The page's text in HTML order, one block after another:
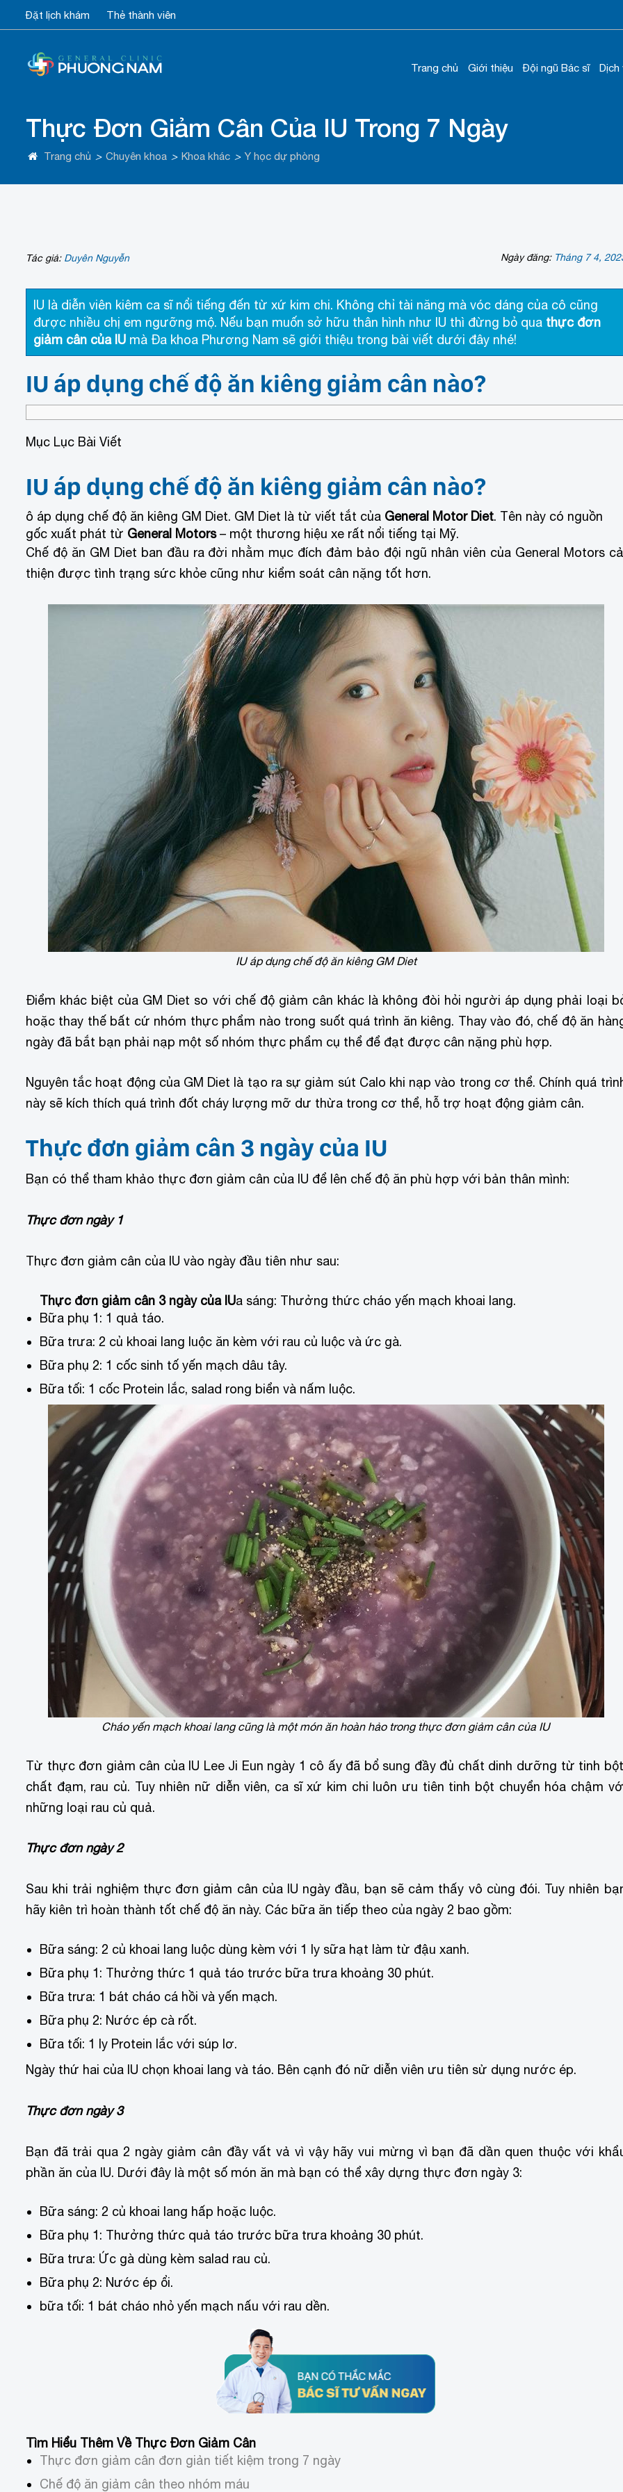
Đặt lịch khám Thẻ thành viên
Trang chủ Giới thiệu Đội ngũ Bác sĩ Dịch
Thực Đơn Giảm Cân Của IU Trong 7 Ngày
Trang chủ > Chuyên khoa > Khoa khác > Y học dự phòng
Tác giả: Duyên Nguyễn Ngày đăng: Tháng 7 4,
IU là diễn viên kiêm ca sĩ nổi tiếng đến từ xứ kim chi. Không chỉ tài năng mà vóc dáng của cô cũng
được nhiều chị em ngưỡng mộ. Nếu bạn muốn sở hữu thân hình như IU thì đừng bỏ qua thực đơn
giảm cân của IU mà Đa khoa Phương Nam sẽ giới thiệu trong bài viết dưới đây nhé!
IU áp dụng chế độ ăn kiêng giảm cân nào?
Mục Lục Bài Viết
IU áp dụng chế độ ăn kiêng giảm cân nào?
ô áp dụng chế độ ăn kiêng GM Diet. GM Diet là từ viết tắt của General Motor Diet. Tên này có nguồn
gốc xuất phát từ General Motors– một thương hiệu xe rất nổi tiếng tại Mỹ.
Chế độ ăn GM Diet ban đầu ra đời nhằm mục đích đảm bảo đội ngũ nhân viên của General Motors
thiện được tình trạng sức khỏe cũng như kiểm soát cân nặng tốt hơn.
IU áp dụng chế độ ăn kiêng GM Diet
Điểm khác biệt của GM Diet so với chế độ giảm cân khác là không đòi hỏi người áp dụng phải loại
hoặc thay thế bất cứ nhóm thực phẩm nào trong suốt quá trình ăn kiêng. Thay vào đó, chế độ ăn
ngày đã bắt bạn phải nạp một số nhóm thực phẩm cụ thể để đạt được cân nặng phù hợp.
Nguyên tắc hoạt động của GM Diet là tạo ra sự giảm sút Calo khi nạp vào trong cơ thể. Chính quá
này sẽ kích thích quá trình đốt cháy lượng mỡ dư thừa trong cơ thể, hỗ trợ hoạt động giảm cân.
Thực đơn giảm cân 3 ngày của IU
Bạn có thể tham khảo thực đơn giảm cân của IU để lên chế độ ăn phù hợp với bản thân mình:
Thực đơn ngày 1
Thực đơn giảm cân của IU vào ngày đầu tiên như sau:
Thực đơn giảm cân 3 ngày của IUa sáng: Thưởng thức cháo yến mạch khoai lang.
Bữa phụ 1: 1 quả táo.
Bữa trưa: 2 củ khoai lang luộc ăn kèm với rau củ luộc và ức gà.
Bữa phụ 2: 1 cốc sinh tố yến mạch dâu tây.
Bữa tối: 1 cốc Protein lắc, salad rong biển và nấm luộc.
Cháo yến mạch khoai lang cũng là một món ăn hoàn hảo trong thực đơn giảm cân của IU
Từ thực đơn giảm cân của IU Lee Ji Eun ngày 1 cô ấy đã bổ sung đầy đủ chất dinh dưỡng từ tinh
chất đạm, rau củ. Tuy nhiên nữ diễn viên, ca sĩ xứ kim chi luôn ưu tiên tinh bột chuyển hóa chậm
những loại rau củ quả.
Thực đơn ngày 2
Sau khi trải nghiệm thực đơn giảm cân của IU ngày đầu, bạn sẽ cảm thấy vô cùng đói. Tuy nhiên
hãy kiên trì hoàn thành tốt chế độ ăn này. Các bữa ăn tiếp theo của ngày 2 bao gồm:
Bữa sáng: 2 củ khoai lang luộc dùng kèm với 1 ly sữa hạt làm từ đậu xanh.
Bữa phụ 1: Thưởng thức 1 quả táo trước bữa trưa khoảng 30 phút.
Bữa trưa: 1 bát cháo cá hồi và yến mạch.
Bữa phụ 2: Nước ép cà rốt.
Bữa tối: 1 ly Protein lắc với súp lơ.
Ngày thứ hai của IU chọn khoai lang và táo. Bên cạnh đó nữ diễn viên ưu tiên sử dụng nước ép.
Thực đơn ngày 3
Bạn đã trải qua 2 ngày giảm cân đầy vất vả vì vậy hãy vui mừng vì bạn đã dần quen thuộc với
phần ăn của IU. Dưới đây là một số món ăn mà bạn có thể xây dựng thực đơn ngày 3:
Bữa sáng: 2 củ khoai lang hấp hoặc luộc.
Bữa phụ 1: Thưởng thức quả táo trước bữa trưa khoảng 30 phút.
Bữa trưa: Ức gà dùng kèm salad rau củ.
Bữa phụ 2: Nước ép ổi.
bữa tối: 1 bát cháo nhỏ yến mạch nấu với rau dền.
Tìm Hiểu Thêm Về Thực Đơn Giảm Cân
Thực đơn giảm cân đơn giản tiết kiệm trong 7 ngày
Chế độ ăn giảm cân theo nhóm máu